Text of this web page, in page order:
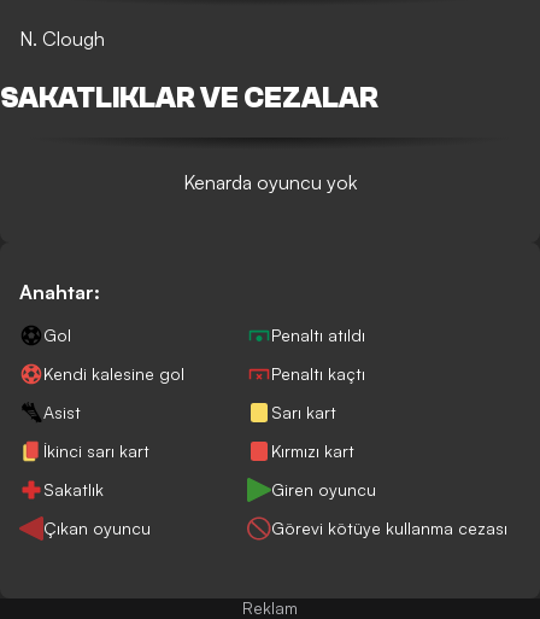
N. Clough
SAKATLIKLAR VE CEZALAR
Kenarda oyuncu yok
Anahtar:
Gol
Penaltı atıldı
Kendi kalesine gol
Penaltı kaçtı
Asist
Sarı kart
İkinci sarı kart
Kırmızı kart
Sakatlık
Giren oyuncu
Çıkan oyuncu
Görevi kötüye kullanma cezası
Reklam